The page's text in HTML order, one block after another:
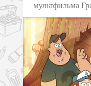
мультфильма